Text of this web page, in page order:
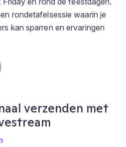
rondetafelsessie waarin je
kan sparren en ervaringen
verzenden met